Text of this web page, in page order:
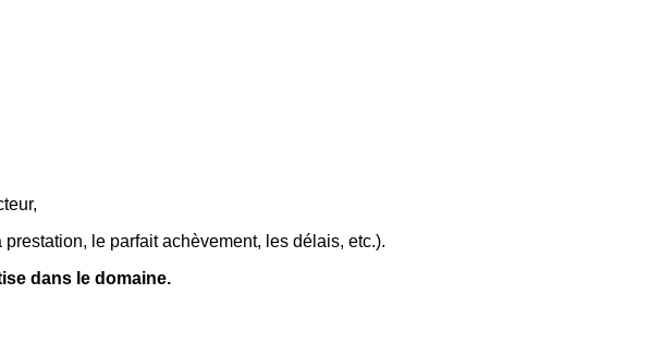
le parfait achèvement, les délais, etc.).
dans le domaine.